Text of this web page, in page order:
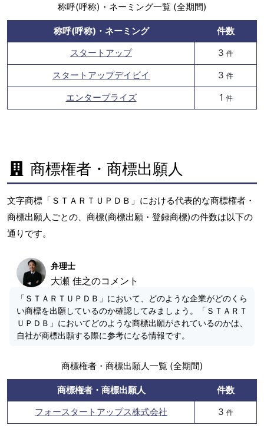
称呼(呼称)・ネーミング一覧 (全期間)
称呼(呼称)・ネーミング
件数
スタートアップ
3 件
スタートアップデイビイ 3 件
エンタープライズ 1 件
商標権者・商標出願人
文字商標「ＳＴＡＲＴＵＰＤＢ」における代表的な商標権者・
商標出願人ごとの、商標(商標出願・登録商標)の件数は以下の
通りです。
弁理士
大瀬 佳之のコメント
「ＳＴＡＲＴＵＰＤＢ」において、どのような企業がどのくら
い商標を出願しているのか確認してみましょう。「ＳＴＡＲＴ
ＵＰＤＢ」においてどのような商標出願がされているのかは、
自社が商標出願する際に参考になる情報です。
商標権者・商標出願人一覧 (全期間)
商標権者・商標出願人
件数
フォースタートアップス株式会社
3 件